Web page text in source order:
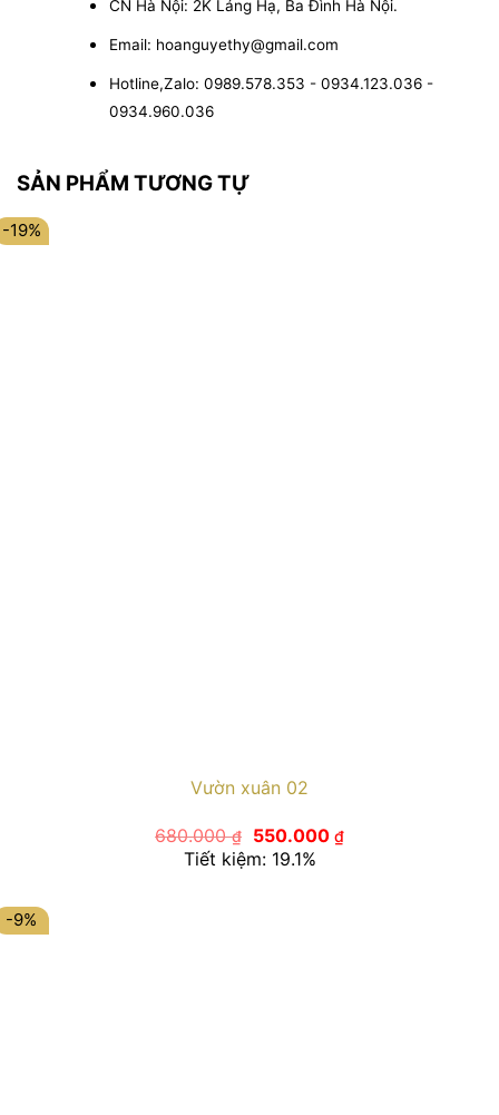
CN Hà Nội: 2K Láng Hạ, Ba Đình Hà Nội.
Email: hoanguyethy@gmail.com
Hotline,Zalo: 0989.578.353 - 0934.123.036 -
0934.960.036
SẢN PHẨM TƯƠNG TỰ
-19%
Vườn xuân 02
680.000₫
Giá
gốc
là:
550.000 ₫Giá
hiện
Tiết kiệm: 19.1%
-9%